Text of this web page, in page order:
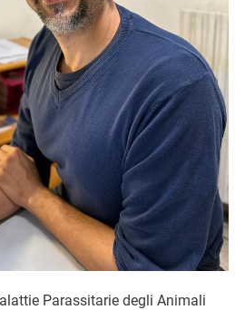
Parassitarie degli Animali